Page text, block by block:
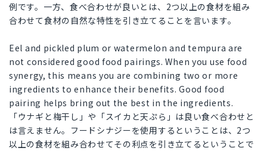
例です。一方、食べ合わせが良いとは、2つ以上の食材を組み
合わせて食材の自然な特性を引き立てることを言います。
Eel and pickled plum or watermelon and tempura are
not considered good food pairings. When you use food
synergy, this means you are combining two or more
ingredients to enhance their benefits. Good food
pairing helps bring out the best in the ingredients.
「ウナギと梅干し」や「スイカと天ぷら」は良い食べ合わせと
は言えません。フードシナジーを使用するということは、2つ
以上の食材を組み合わせてその利点を引き立てるということで